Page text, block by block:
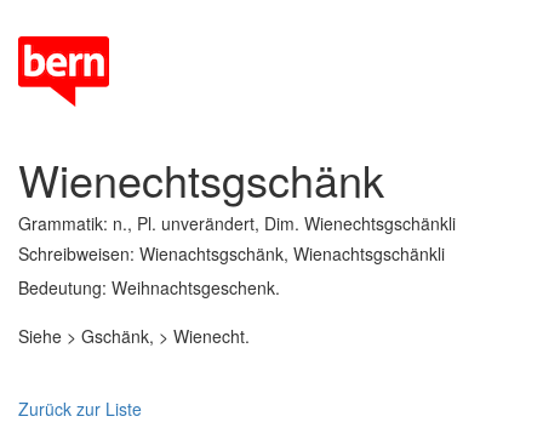
Wienechtsgschänk
Grammatik: n., Pl. unverändert, Dim. Wienechtsgschänkli
Schreibweisen: Wienachtsgschänk, Wienachtsgschänkli
Bedeutung: Weihnachtsgeschenk.
Siehe > Gschänk, > Wienecht.
Zurück zur Liste